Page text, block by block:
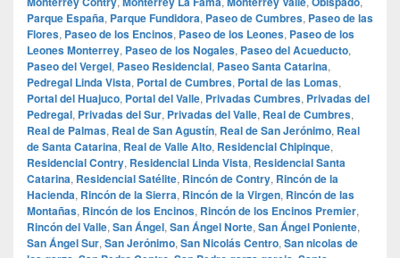
Parque España, Parque Fundidora, Paseo de Cumbres, Paseo de las
Flores, Paseo de los Encinos, Paseo de los Leones, Paseo de los
Leones Monterrey, Paseo de los Nogales, Paseo del Acueducto,
Paseo del Vergel, Paseo Residencial, Paseo Santa Catarina,
Pedregal Linda Vista, Portal de Cumbres, Portal de las Lomas,
Portal del Huajuco, Portal del Valle, Privadas Cumbres, Privadas del
Pedregal, Privadas del Sur, Privadas del Valle, Real de Cumbres,
Real de Palmas, Real de San Agustín, Real de San Jerónimo, Real
de Santa Catarina, Real de Valle Alto, Residencial Chipinque,
Residencial Contry, Residencial Linda Vista, Residencial Santa
Catarina, Residencial Satélite, Rincón de Contry, Rincón de la
Hacienda, Rincón de la Sierra, Rincón de la Virgen, Rincón de las
Montañas, Rincón de los Encinos, Rincón de los Encinos Premier,
Rincón del Valle, San Ángel, San Ángel Norte, San Ángel Poniente,
San Ángel Sur, San Jerónimo, San Nicolás Centro, San nicolas de